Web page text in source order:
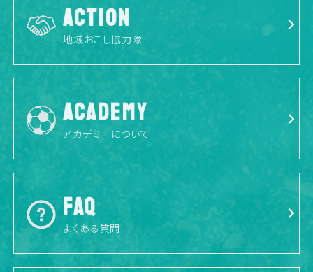
ACTION
地域おこし協力隊
ACADEMY
アカデミーについて
FAQ
よくある質問